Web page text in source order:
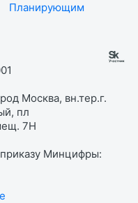
Планирующим
Москва, вн.тер.г.
пл
7Н
Минцифры: